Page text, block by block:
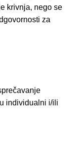
krivnja, nego se
za
individualni i/ili